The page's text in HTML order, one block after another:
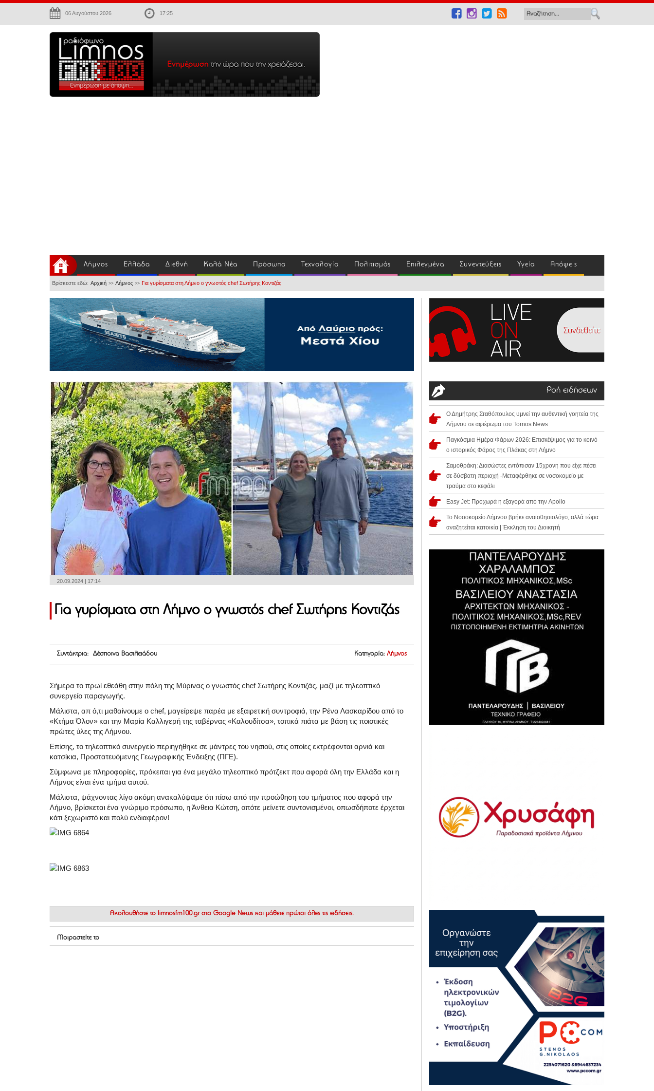
06 Αυγούστου 2026 17:25
Λήμνος Ελλάδα Διεθνή Καλά Νέα Πρόσωπα Τεχνολογία Πολιτισμός Επιλεγμένα Συνεντεύξεις Υγεία Απόψεις
Βρίσκεστε εδώ: Αρχική >> Λήμνος >> Για γυρίσματα στη Λήμνο ο γνωστός chef Σωτήρης Κοντιζάς
20.09.2024 | 17:14
Για γυρίσματα στη Λήμνο ο γνωστός chef Σωτήρης Κοντιζάς
Συντάκτρια: Δέσποινα Βασιλειάδου Κατηγορία: Λήμνος
Σήμερα το πρωί εθεάθη στην πόλη της Μύρινας ο γνωστός chef Σωτήρης Κοντιζάς, μαζί με τηλεοπτικό
συνεργείο παραγωγής.
Μάλιστα, απ ό,τι μαθαίνουμε ο chef, μαγείρεψε παρέα με εξαιρετική συντροφιά, την Ρένα Λασκαρίδου από το
«Κτήμα Όλον» και την Μαρία Καλλιγερή της ταβέρνας «Καλουδίτσα», τοπικά πιάτα με βάση τις ποιοτικές
πρώτες ύλες της Λήμνου.
Επίσης, το τηλεοπτικό συνεργείο περιηγήθηκε σε μάντρες του νησιού, στις οποίες εκτρέφονται αρνιά και
κατσίκια, Προστατευόμενης Γεωγραφικής Ένδειξης (ΠΓΕ).
Σύμφωνα με πληροφορίες, πρόκειται για ένα μεγάλο τηλεοπτικό πρότζεκτ που αφορά όλη την Ελλάδα και η
Λήμνος είναι ένα τμήμα αυτού.
Μάλιστα, ψάχνοντας λίγο ακόμη ανακαλύψαμε ότι πίσω από την προώθηση του τμήματος που αφορά την
Λήμνο, βρίσκεται ένα γνώριμο πρόσωπο, η Άνθεια Κώτση, οπότε μείνετε συντονισμένοι, οπωσδήποτε έρχεται
κάτι ξεχωριστό και πολύ ενδιαφέρον!
Ακολουθήστε το limnosfm100.gr στο Google News και μάθετε πρώτοι όλες τις ειδήσεις.
Μοιραστείτε το
Ροή ειδήσεων
Ο Δημήτρης Σταθόπουλος υμνεί την αυθεντική γοητεία της
Λήμνου σε αφιέρωμα του Tornos News
Παγκόσμια Ημέρα Φάρων 2026: Επισκέψιμος για το κοινό
ο ιστορικός Φάρος της Πλάκας στη Λήμνο
Σαμοθράκη: Διασώστες εντόπισαν 15χρονη που είχε πέσει
σε δύσβατη περιοχή -Μεταφέρθηκε σε νοσοκομείο με
τραύμα στο κεφάλι
Easy Jet: Προχωρά η εξαγορά από την Apollo
Το Νοσοκομείο Λήμνου βρήκε αναισθησιολόγο, αλλά τώρα
αναζητείται κατοικία | Έκκληση του Διοικητή